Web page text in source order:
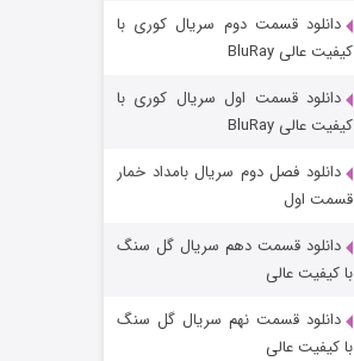
شکست استوارت در نجات جهان
قسمت ۷ (زیرنویس) منتشر شد
دانلود قسمت دوم سریال کوری با
کیفیت عالی BluRay
دانلود قسمت اول سریال کوری با
کیفیت عالی BluRay
دانلود فصل دوم سریال بامداد خمار
قسمت اول
دانلود قسمت دهم سریال گل سنگ
با کیفیت عالی
دانلود قسمت نهم سریال گل سنگ
با کیفیت عالی